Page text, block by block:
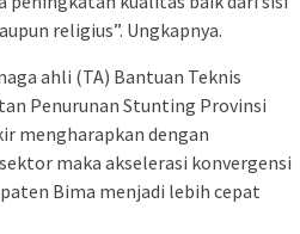
religius”. Ungkapnya.
ahli (TA) Bantuan Teknis
Penurunan Stunting Provinsi
mengharapkan dengan
maka akselerasi konvergensi
Bima menjadi lebih cepat